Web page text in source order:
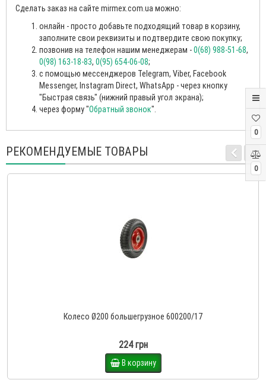
0
0
Сделать заказ на сайте mirmex.com.ua можно:
онлайн - просто добавьте подходящий товар в корзину,
заполните свои реквизиты и подтвердите свою покупку;
позвонив на телефон нашим менеджерам -0(68) 988-51-68,
0(98) 163-18-83, 0(95) 654-06-08;
с помощью мессенджеров Telegram, Viber, Facebook
Messenger, Instagram Direct, WhatsApp - через кнопку
"Быстрая связь" (нижний правый угол экрана);
через форму "Обратный звонок".
РЕКОМЕНДУЕМЫЕ ТОВАРЫ
Колесо Ø200 большегрузное 600200/17
224 грн
В корзину